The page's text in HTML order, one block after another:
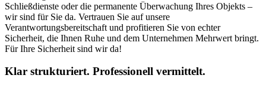
Schließdienste oder die permanente Überwachung Ihres Objekts –
wir sind für Sie da. Vertrauen Sie auf unsere
Verantwortungsbereitschaft und profitieren Sie von echter
Sicherheit, die Ihnen Ruhe und dem Unternehmen Mehrwert bringt.
Für Ihre Sicherheit sind wir da!
Klar strukturiert. Professionell vermittelt.